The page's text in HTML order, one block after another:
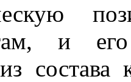
и
состава